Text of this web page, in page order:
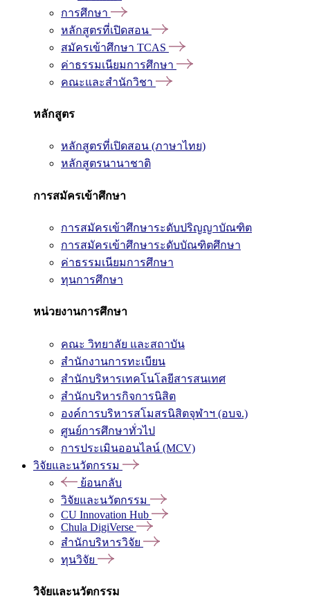
การศึกษา
หลักสูตรที่เปิดสอน
สมัครเข้าศึกษา TCAS
ค่าธรรมเนียมการศึกษา
คณะและสำนักวิชา
หลักสูตร
หลักสูตรที่เปิดสอน (ภาษาไทย)
หลักสูตรนานาชาติ
การสมัครเข้าศึกษา
การสมัครเข้าศึกษาระดับปริญญาบัณฑิต
การสมัครเข้าศึกษาระดับบัณฑิตศึกษา
ค่าธรรมเนียมการศึกษา
ทุนการศึกษา
หน่วยงานการศึกษา
คณะ วิทยาลัย และสถาบัน
สำนักงานการทะเบียน
สำนักบริหารเทคโนโลยีสารสนเทศ
สำนักบริหารกิจการนิสิต
องค์การบริหารสโมสรนิสิตจุฬาฯ (อบจ.)
ศูนย์การศึกษาทั่วไป
การประเมินออนไลน์ (MCV)
วิจัยและนวัตกรรม
ย้อนกลับ
วิจัยและนวัตกรรม
CU Innovation Hub
Chula DigiVerse
สำนักบริหารวิจัย
ทุนวิจัย
วิจัยและนวัตกรรม